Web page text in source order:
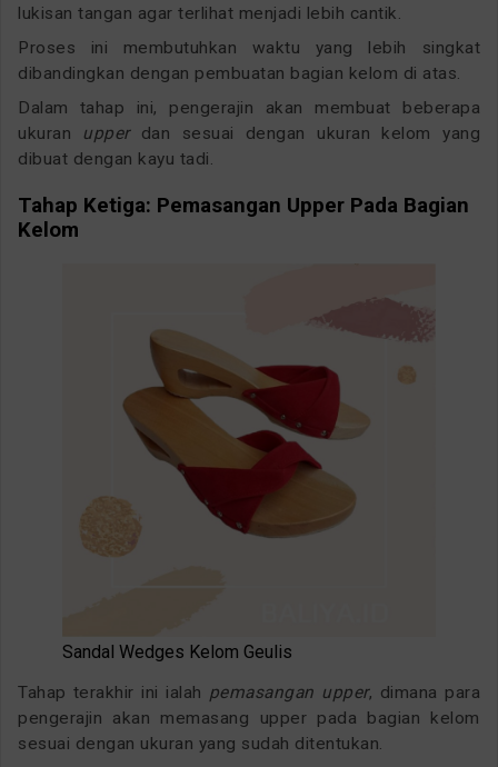
lukisan tangan agar terlihat menjadi lebih cantik.
Proses ini membutuhkan waktu yang lebih singkat
dibandingkan dengan pembuatan bagian kelom di atas.
Dalam tahap ini, pengerajin akan membuat beberapa
ukuran upperdan sesuai dengan ukuran kelom yang
dibuat dengan kayu tadi.
Tahap Ketiga: Pemasangan Upper Pada Bagian
Kelom
Sandal Wedges Kelom Geulis
Tahap terakhir ini ialah pemasangan upper, dimana para
pengerajin akan memasang upper pada bagian kelom
sesuai dengan ukuran yang sudah ditentukan.